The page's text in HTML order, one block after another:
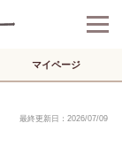
マイページ
最終更新日：2026/07/09